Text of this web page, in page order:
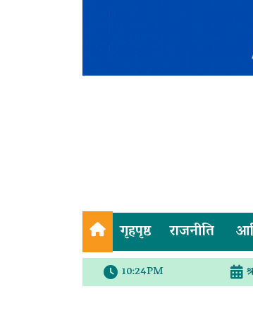
गृहपृष्ठ राजनीति
10:24PM